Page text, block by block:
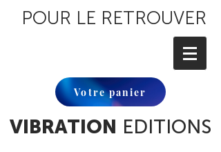
POUR LE RETROUVER
Votre panier
VIBRATION EDITIONS